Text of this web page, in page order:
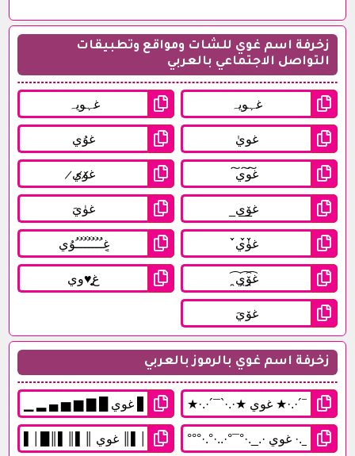
زخرفة اسم غوي للشات ومواقع وتطبيقات
التواصل الاجتماعي بالعربي
زخرفة اسم غوي بالرموز بالعربي